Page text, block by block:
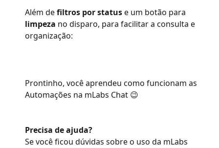
Além de filtros por status e um botão para
limpeza no disparo, para facilitar a consulta e
organização:
Prontinho, você aprendeu como funcionam as
Automações na mLabs Chat 😉
Precisa de ajuda?
Se você ficou dúvidas sobre o uso da mLabs